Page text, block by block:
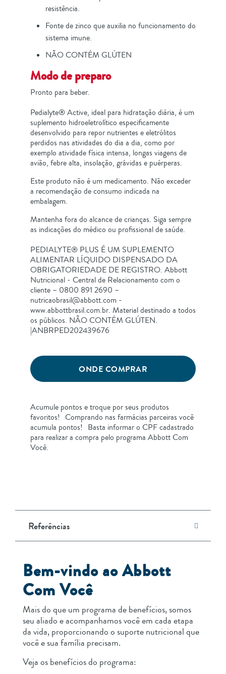
resistência.​
Fonte de zinco que auxilia no funcionamento do
sistema imune.​
NÃO CONTÉM GLÚTEN
Modo de preparo
Pronto para beber.
Pedialyte® Active, ideal para hidratação diária, é um
suplemento hidroeletrolítico especificamente
desenvolvido para repor nutrientes e eletrólitos
perdidos nas atividades do dia a dia, como por
exemplo atividade física intensa, longas viagens de
avião, febre alta, insolação, grávidas e puérperas.​
Este produto não é um medicamento. Não exceder
a recomendação de consumo indicada na
embalagem.
Mantenha fora do alcance de crianças.​ Siga sempre
as indicações do médico ou profissional de saúde.​
PEDIALYTE® PLUS É UM SUPLEMENTO
ALIMENTAR LÍQUIDO DISPENSADO DA
OBRIGATORIEDADE DE REGISTRO. Abbott
Nutricional - Central de Relacionamento com o
cliente – 0800 891 2690 –
nutricaobrasil@abbott.com -
www.abbottbrasil.com.br. Material destinado a todos
os públicos. NÃO CONTÉM GLÚTEN.
|ANBRPED202439676
ONDE COMPRAR
Acumule pontos e troque por seus produtos
favoritos! Comprando nas farmácias parceiras você
acumula pontos! Basta informar o CPF cadastrado
para realizar a compra pelo programa Abbott Com
Você.
Referências
Bem-vindo ao Abbott
Com Você
Mais do que um programa de benefícios, somos
seu aliado e acompanhamos você em cada etapa
da vida, proporcionando o suporte nutricional que
você e sua família precisam.
Veja os benefícios do programa: